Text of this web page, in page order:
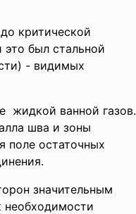
критической
это был стальной
- видимых
жидкой ванной газов.
шва и зоны
поле остаточных
значительным
необходимости